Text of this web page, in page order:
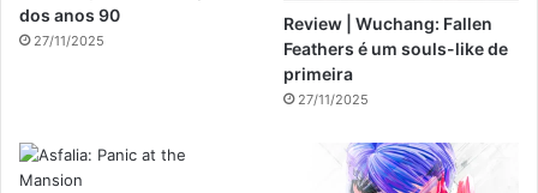
dos anos 90
27/11/2025
Review | Wuchang: Fallen
Feathers é um souls-like de
primeira
27/11/2025